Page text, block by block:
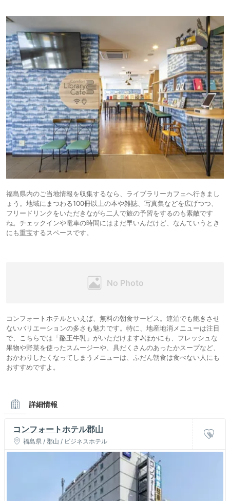
福島県内のご当地情報を収集するなら、ライブラリーカフェへ行きまし
ょう。地域にまつわる100冊以上の本や雑誌、写真集などを広げつつ、
フリードリンクをいただきながら二人で旅の予習をするのも素敵です
ね。チェックインや電車の時間にはまだ早いんだけど、なんていうとき
にも重宝するスペースです。
コンフォートホテルといえば、無料の朝食サービス。連泊でも飽きさせ
ないバリエーションの多さも魅力です。特に、地産地消メニューは注目
で、こちらでは「酪王牛乳」がいただけます♪ほかにも、フレッシュな
果物や野菜を使ったスムージーや、具だくさんのあったかスープなど、
おかわりしたくなってしまうメニューは、ふだん朝食は食べない人にも
おすすめですよ。
詳細情報
コンフォートホテル郡山
福島県 / 郡山 / ビジネスホテル